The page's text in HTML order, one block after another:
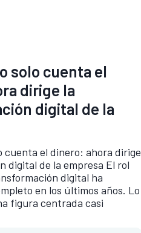
solo cuenta el
dirige la
digital de la
cuenta el dinero: ahora dirige
digital de la empresa El rol
digital ha
en los últimos años. Lo
figura centrada casi